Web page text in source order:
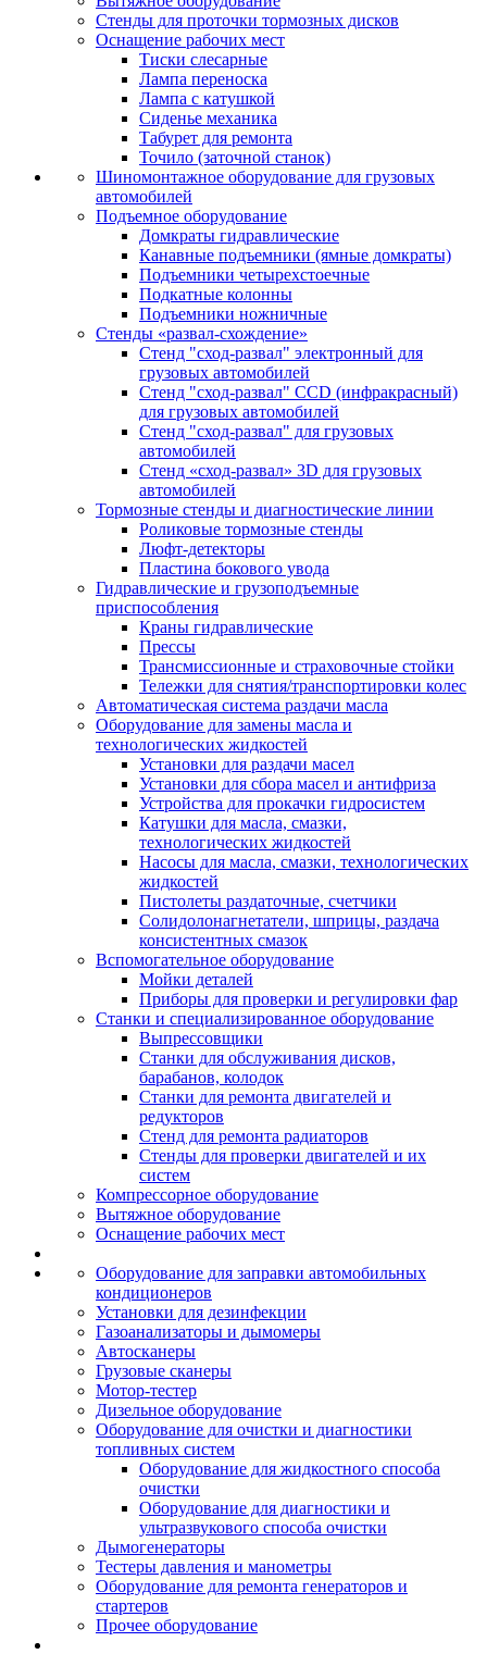
Стенды для проточки тормозных дисков
Оснащение рабочих мест
Тиски слесарные
Лампа переноска
Лампа с катушкой
Сиденье механика
Табурет для ремонта
Точило (заточной станок)
Шиномонтажное оборудование для грузовых
автомобилей
Подъемное оборудование
Домкраты гидравлические
Канавные подъемники (ямные домкраты)
Подъемники четырехстоечные
Подкатные колонны
Подъемники ножничные
Стенды «развал-схождение»
Стенд "сход-развал" электронный для
грузовых автомобилей
Стенд "сход-развал" CCD (инфракрасный)
для грузовых автомобилей
Стенд "сход-развал" для грузовых
автомобилей
Стенд «сход-развал» 3D для грузовых
автомобилей
Тормозные стенды и диагностические линии
Роликовые тормозные стенды
Люфт-детекторы
Пластина бокового увода
Гидравлические и грузоподъемные
приспособления
Краны гидравлические
Прессы
Трансмиссионные и страховочные стойки
Тележки для снятия/транспортировки колес
Автоматическая система раздачи масла
Оборудование для замены масла и
технологических жидкостей
Установки для раздачи масел
Установки для сбора масел и антифриза
Устройства для прокачки гидросистем
Катушки для масла, смазки,
технологических жидкостей
Насосы для масла, смазки, технологических
жидкостей
Пистолеты раздаточные, счетчики
Солидолонагнетатели, шприцы, раздача
консистентных смазок
Вспомогательное оборудование
Мойки деталей
Приборы для проверки и регулировки фар
Станки и специализированное оборудование
Выпрессовщики
Станки для обслуживания дисков,
барабанов, колодок
Станки для ремонта двигателей и
редукторов
Стенд для ремонта радиаторов
Стенды для проверки двигателей и их
систем
Компрессорное оборудование
Вытяжное оборудование
Оснащение рабочих мест
Оборудование для заправки автомобильных
кондиционеров
Установки для дезинфекции
Газоанализаторы и дымомеры
Автосканеры
Грузовые сканеры
Мотор-тестер
Дизельное оборудование
Оборудование для очистки и диагностики
топливных систем
Оборудование для жидкостного способа
очистки
Оборудование для диагностики и
ультразвукового способа очистки
Дымогенераторы
Тестеры давления и манометры
Оборудование для ремонта генераторов и
стартеров
Прочее оборудование